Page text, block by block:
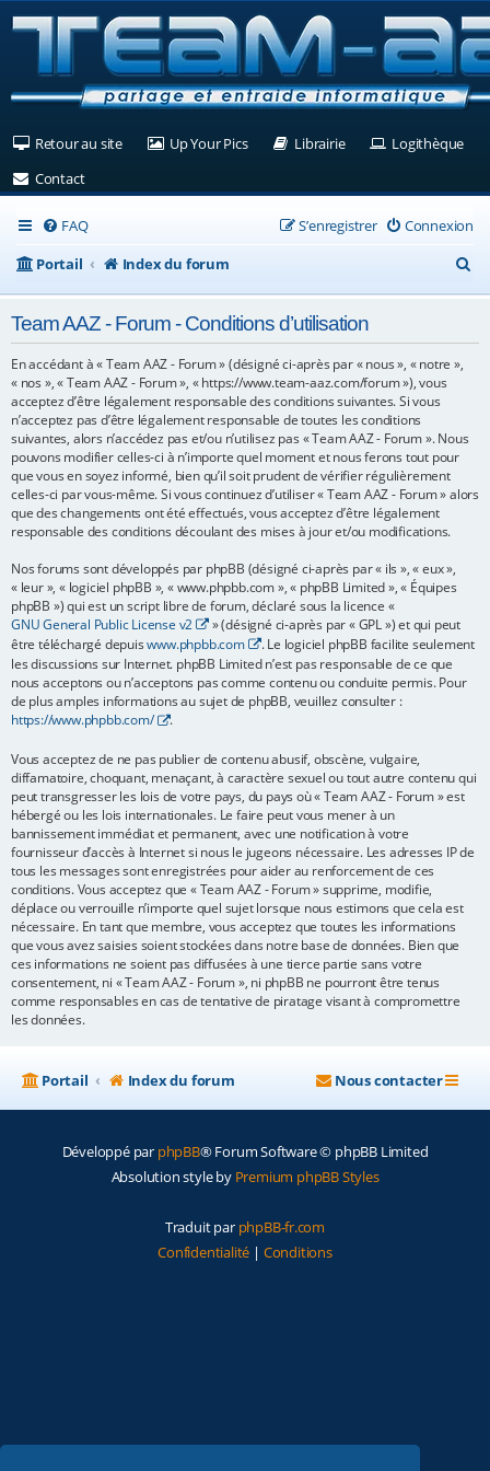
Retour au site(Ouvre un nouvel onglet)
Up Your Pics(Ouvre un nouvel onglet)
Librairie(Ouvre un nouvel
Logithèque
Contact(Ouvre un nouvel onglet)
FAQ Connexion
S’enregistrer
Portail
Index du forum
e
Team AAZ - Forum - Conditions d’utilisation
En accédant à « Team AAZ - Forum » (désigné ci-après par « nous », « notre »,
« nos », « Team AAZ - Forum », « https://www.team-aaz.com/forum »), vous
acceptez d’être légalement responsable des conditions suivantes. Si vous
n’acceptez pas d’être légalement responsable de toutes les conditions
suivantes, alors n’accédez pas et/ou n’utilisez pas « Team AAZ - Forum ». Nous
pouvons modifier celles-ci à n’importe quel moment et nous ferons tout pour
que vous en soyez informé, bien qu’il soit prudent de vérifier régulièrement
celles-ci par vous-même. Si vous continuez d’utiliser « Team AAZ - Forum » alors
que des changements ont été effectués, vous acceptez d’être légalement
responsable des conditions découlant des mises à jour et/ou modifications.
Nos forums sont développés par phpBB (désigné ci-après par « ils », « eux »,
« leur », « logiciel phpBB », « www.phpbb.com », « phpBB Limited », « Équipes
phpBB ») qui est un script libre de forum, déclaré sous la licence «
GNU General Public License v2
» (désigné ci-après par « GPL ») et qui peut
être téléchargé depuiswww.phpbb.com
. Le logiciel phpBB facilite seulement
les discussions sur Internet. phpBB Limited n’est pas responsable de ce que
nous acceptons ou n’acceptons pas comme contenu ou conduite permis. Pour
de plus amples informations au sujet de phpBB, veuillez consulter :
https://www.phpbb.com/
.
Vous acceptez de ne pas publier de contenu abusif, obscène, vulgaire,
diffamatoire, choquant, menaçant, à caractère sexuel ou tout autre contenu qui
peut transgresser les lois de votre pays, du pays où « Team AAZ - Forum » est
hébergé ou les lois internationales. Le faire peut vous mener à un
bannissement immédiat et permanent, avec une notification à votre
fournisseur d’accès à Internet si nous le jugeons nécessaire. Les adresses IP de
tous les messages sont enregistrées pour aider au renforcement de ces
conditions. Vous acceptez que « Team AAZ - Forum » supprime, modifie,
déplace ou verrouille n’importe quel sujet lorsque nous estimons que cela est
nécessaire. En tant que membre, vous acceptez que toutes les informations
que vous avez saisies soient stockées dans notre base de données. Bien que
ces informations ne soient pas diffusées à une tierce partie sans votre
consentement, ni « Team AAZ - Forum », ni phpBB ne pourront être tenus
comme responsables en cas de tentative de piratage visant à compromettre
les données.
Portail Index du forum Nous contacter
Développé par phpBB® Forum Software © phpBB Limited
Absolution style by Premium phpBB Styles
Traduit par phpBB-fr.com
Confidentialité | Conditions